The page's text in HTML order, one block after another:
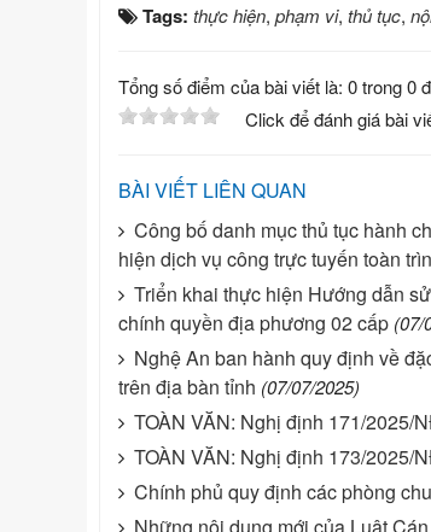
Tags: thực hiện, phạm vi, thủ tục,
Tổng số điểm của bài viết là: 0 trong 0
Click để đánh giá bài
BÀI VIẾT LIÊN QUAN
Công bố danh mục thủ tục hành
hiện dịch vụ công trực tuyến toàn
Triển khai thực hiện Hướng dẫn
chính quyền địa phương 02 cấp (07/
Nghệ An ban hành quy định về
trên địa bàn tỉnh (07/07/2025)
TOÀN VĂN: Nghị định 171/2025/
TOÀN VĂN: Nghị định 173/2025/
Chính phủ quy định các phòng